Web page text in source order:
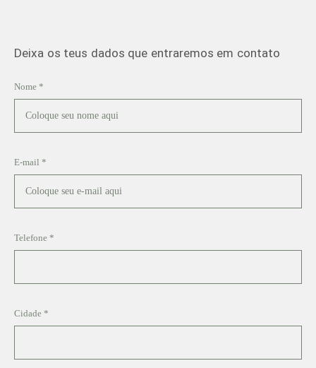
Deixa os teus dados que entraremos em contato
Nome *
E-mail *
Telefone *
Cidade *